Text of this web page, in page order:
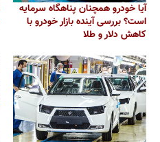
آیا خودرو همچنان پناهگاه سرمایه
است؟ بررسی آینده بازار خودرو با
کاهش دلار و طلا